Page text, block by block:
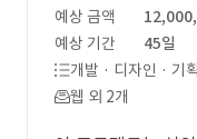
예상 금액
예상 기간
45일
개발 · 디자인 · 기획
웹 외 2개